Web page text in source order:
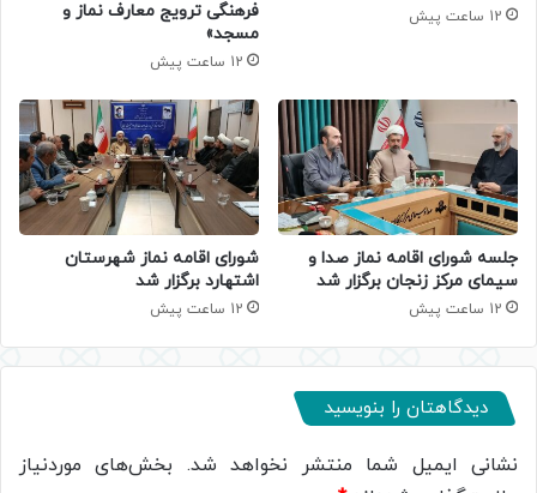
12 ساعت پیش
فرهنگی ترویج معارف نماز و
مسجد»
12 ساعت پیش
جلسه شورای اقامه نماز صدا و
سیمای مرکز زنجان برگزار شد
12 ساعت پیش
شورای اقامه نماز شهرستان
اشتهارد برگزار شد
12 ساعت پیش
دیدگاهتان را بنویسید
نشانی ایمیل شما منتشر نخواهد شد. بخش‌های موردنیاز